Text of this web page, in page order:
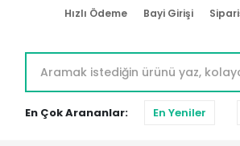
Hızlı Ödeme Bayi Girişi
En Çok Arananlar: En Yeniler